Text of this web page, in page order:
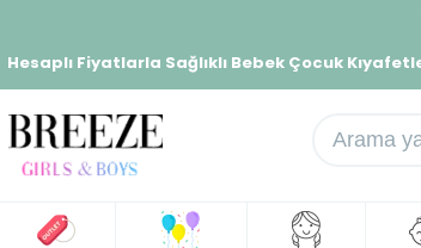
Hesaplı Fiyatlarla Sağlıklı Bebek Çocuk